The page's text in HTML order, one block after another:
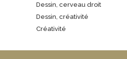
Dessin, cerveau droit
Dessin, créativité
Créativité